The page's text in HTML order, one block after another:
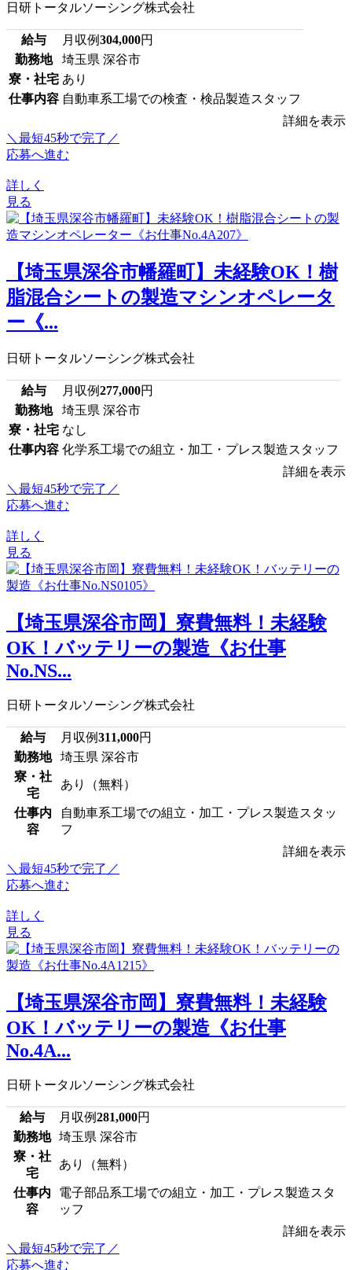
日研トータルソーシング株式会社
給与 月収例304,000円
勤務地
埼玉県 深谷市
寮・社宅 あり
仕事内容 自動車系工場での検査・検品製造スタッフ
詳細を表示
＼最短45秒で完了／
応募へ進む
詳しく
見る
【埼玉県深谷市幡羅町】未経験OK！樹
脂混合シートの製造マシンオペレータ
ー《...
日研トータルソーシング株式会社
給与 月収例277,000円
勤務地
埼玉県 深谷市
寮・社宅 なし
仕事内容 化学系工場での組立・加工・プレス製造スタッフ
詳細を表示
＼最短45秒で完了／
応募へ進む
詳しく
見る
【埼玉県深谷市岡】寮費無料！未経験
OK！バッテリーの製造《お仕事
No.NS...
日研トータルソーシング株式会社
給与 月収例311,000円
勤務地
埼玉県 深谷市
寮・社
宅
あり（無料）
仕事内
容
自動車系工場での組立・加工・プレス製造スタッ
フ
詳細を表示
＼最短45秒で完了／
応募へ進む
詳しく
見る
【埼玉県深谷市岡】寮費無料！未経験
OK！バッテリーの製造《お仕事
No.4A...
日研トータルソーシング株式会社
給与 月収例281,000円
勤務地 埼玉県 深谷市
寮・社
宅
あり（無料）
仕事内
容
電子部品系工場での組立・加工・プレス製造スタ
ッフ
詳細を表示
＼最短45秒で完了／
応募へ進む